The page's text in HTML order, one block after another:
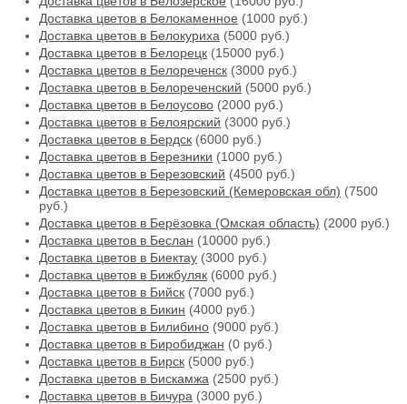
Доставка цветов в Белокаменное (1000 руб.)
Доставка цветов в Белокуриха (5000 руб.)
Доставка цветов в Белорецк (15000 руб.)
Доставка цветов в Белореченск (3000 руб.)
Доставка цветов в Белореченский (5000 руб.)
Доставка цветов в Белоусово (2000 руб.)
Доставка цветов в Белоярский (3000 руб.)
Доставка цветов в Бердск (6000 руб.)
Доставка цветов в Березники (1000 руб.)
Доставка цветов в Березовский (4500 руб.)
Доставка цветов в Березовский (Кемеровская обл) (7500
руб.)
Доставка цветов в Берёзовка (Омская область) (2000 руб.)
Доставка цветов в Беслан (10000 руб.)
Доставка цветов в Биектау (3000 руб.)
Доставка цветов в Бижбуляк (6000 руб.)
Доставка цветов в Бийск (7000 руб.)
Доставка цветов в Бикин (4000 руб.)
Доставка цветов в Билибино (9000 руб.)
Доставка цветов в Биробиджан (0 руб.)
Доставка цветов в Бирск (5000 руб.)
Доставка цветов в Бискамжа (2500 руб.)
Доставка цветов в Бичура (3000 руб.)